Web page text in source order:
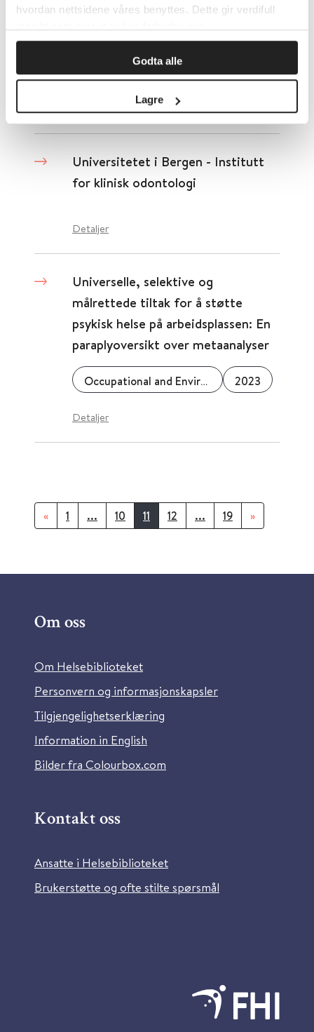
hvordan nettsidene våres benyttes. Dette gir verdifull
Godta alle
Lagre
Universitetet i Oslo - Det
odontologiske fakultet
Detaljer
Universitetet i Bergen - Institutt
for klinisk odontologi
Detaljer
Universelle, selektive og
målrettede tiltak for å støtte
psykisk helse på arbeidsplassen: En
paraplyoversikt over metaanalyser
Occupational and Environmental Medicine 2023
Detaljer
« 1 ... 10 11 12 ... 19 »
Om oss
Om Helsebiblioteket
Personvern og informasjonskapsler
Tilgjengelighetserklæring
Information in English
Bilder fra Colourbox.com
Kontakt oss
Ansatte i Helsebiblioteket
Brukerstøtte og ofte stilte spørsmål